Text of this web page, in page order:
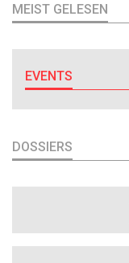
MEIST GELESEN
EVENTS
DOSSIERS